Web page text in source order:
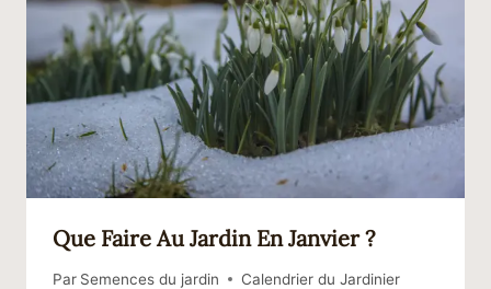
Que Faire Au Jardin En Janvier ?
Par Semences du jardin Calendrier du Jardinier